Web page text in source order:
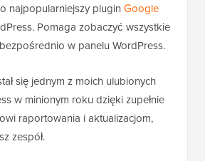
najpopularniejszy plugin Google
Pomaga zobaczyć wszystkie
w panelu WordPress.
się jednym z moich ulubionych
w minionym roku dzięki zupełnie
raportowania i aktualizacjom,
zespół.